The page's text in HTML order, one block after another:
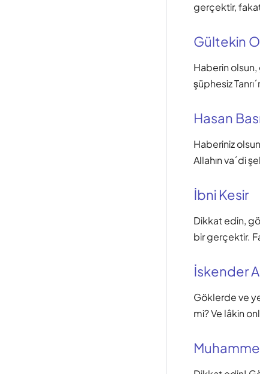
gerçektir,
Gültekin
Haberin olsun,
şüphesiz
Hasan
Haberiniz
Allahın va´di
İbni Kesir
Dikkat edin,
bir gerçektir.
İskender
Göklerde ve
mi? Ve lâkin